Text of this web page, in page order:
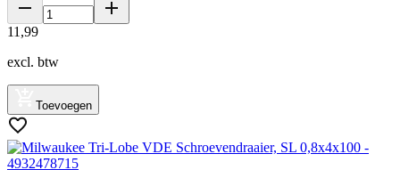
11 ,99
excl. btw
Toevoegen